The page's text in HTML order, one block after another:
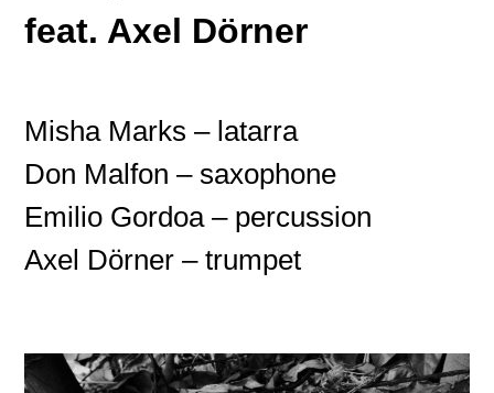
feat. Axel Dörner
Misha Marks – latarra
Don Malfon – saxophone
Emilio Gordoa – percussion
Axel Dörner – trumpet